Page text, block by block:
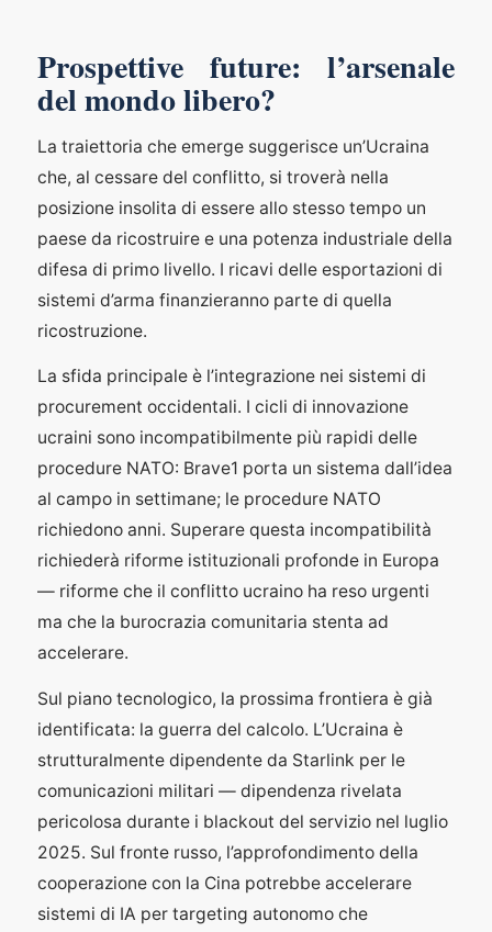
Prospettive future: l’arsenale
del mondo libero?
La traiettoria che emerge suggerisce un’Ucraina
che, al cessare del conflitto, si troverà nella
posizione insolita di essere allo stesso tempo un
paese da ricostruire e una potenza industriale della
difesa di primo livello. I ricavi delle esportazioni di
sistemi d’arma finanzieranno parte di quella
ricostruzione.
La sfida principale è l’integrazione nei sistemi di
procurement occidentali. I cicli di innovazione
ucraini sono incompatibilmente più rapidi delle
procedure NATO: Brave1 porta un sistema dall’idea
al campo in settimane; le procedure NATO
richiedono anni. Superare questa incompatibilità
richiederà riforme istituzionali profonde in Europa
— riforme che il conflitto ucraino ha reso urgenti
ma che la burocrazia comunitaria stenta ad
accelerare.
Sul piano tecnologico, la prossima frontiera è già
identificata: la guerra del calcolo. L’Ucraina è
strutturalmente dipendente da Starlink per le
comunicazioni militari — dipendenza rivelata
pericolosa durante i blackout del servizio nel luglio
2025. Sul fronte russo, l’approfondimento della
cooperazione con la Cina potrebbe accelerare
sistemi di IA per targeting autonomo che